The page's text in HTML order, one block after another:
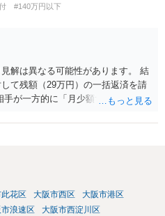
応可能なのか ⇒訴訟等の裁判上の
て相手方の住所・氏名を把握して
#140万円以下
解は異なる可能性があります。 結
て残額（29万円）の一括返済を請
が一方的に「月少額ずつ返す」と
日も過ぎているため、一括返済を
PayPayのメッセージ等で「分割
の一括払いを求める」旨を明確に
：応じない場合に法的手段（少額
が必要です。分からない場合は、
さい。 相手が購入した高額商品
花区 大阪市西区
大阪市港区
浪速区
大阪市西淀川区